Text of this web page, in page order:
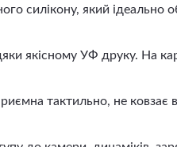
силікону, який ідеально
якісному УФ друку. На
тактильно, не ковзає